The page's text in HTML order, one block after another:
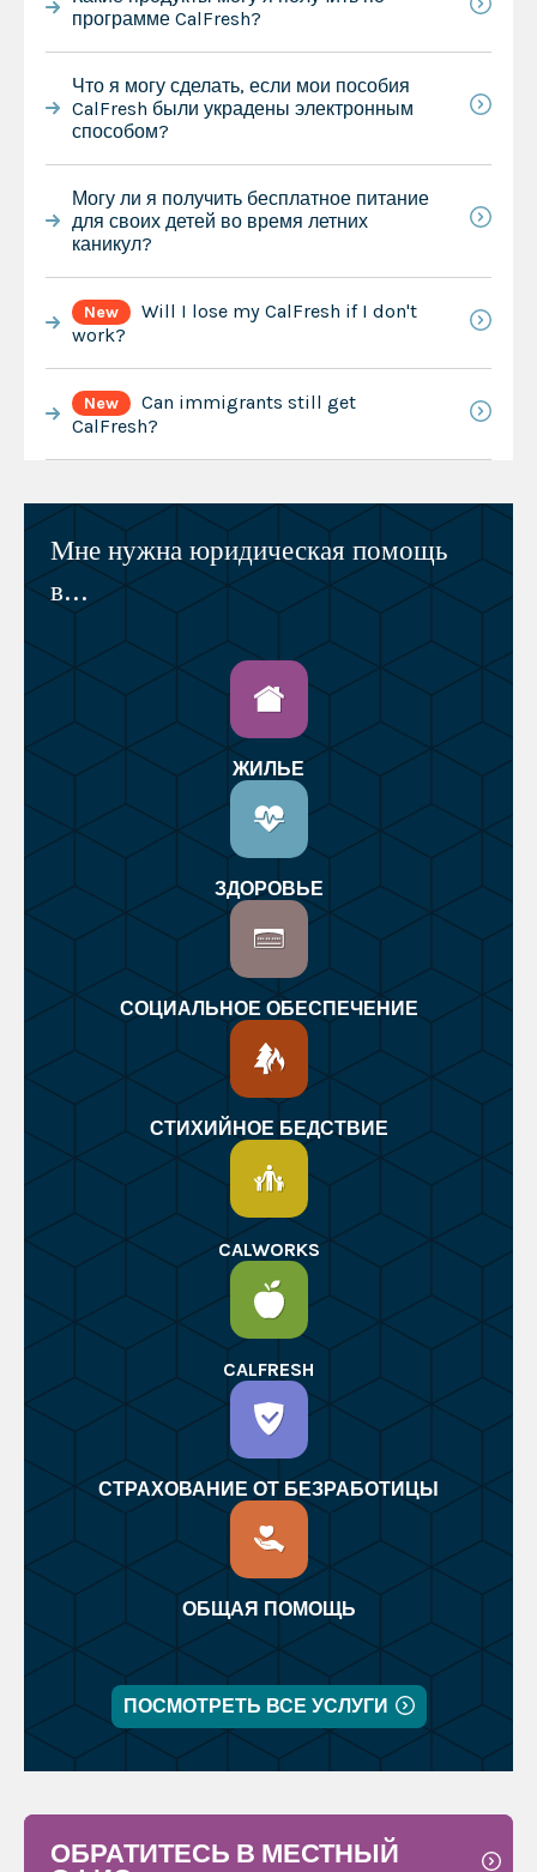
программе CalFresh?
Что я могу сделать, если мои пособия
CalFresh были украдены электронным
способом?
Могу ли я получить бесплатное питание
для своих детей во время летних
каникул?
New
Will I lose my CalFresh if I don't
work?
New
Can immigrants still get
CalFresh?
Мне нужна юридическая помощь
в...
ЖИЛЬЕ
ЗДОРОВЬЕ
СОЦИАЛЬНОЕ ОБЕСПЕЧЕНИЕ
СТИХИЙНОЕ БЕДСТВИЕ
CALWORKS
CALFRESH
СТРАХОВАНИЕ ОТ БЕЗРАБОТИЦЫ
ОБЩАЯ ПОМОЩЬ
ПОСМОТРЕТЬ ВСЕ УСЛУГИ
ОБРАТИТЕСЬ В МЕСТНЫЙ